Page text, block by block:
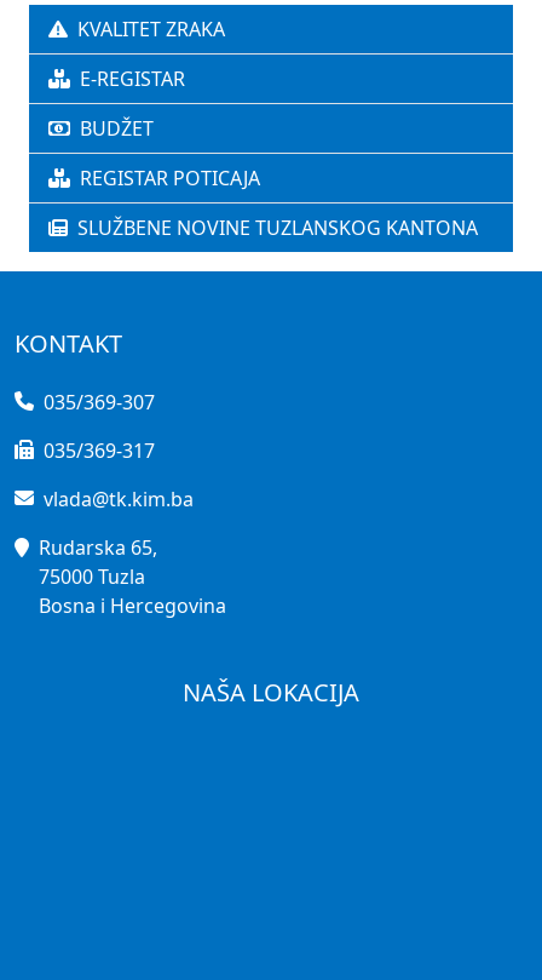
KVALITET ZRAKA
E-REGISTAR
BUDŽET
REGISTAR POTICAJA
SLUŽBENE NOVINE TUZLANSKOG KANTONA
KONTAKT
035/369-307
035/369-317
vlada@tk.kim.ba
Rudarska 65,
75000 Tuzla
Bosna i Hercegovina
NAŠA LOKACIJA